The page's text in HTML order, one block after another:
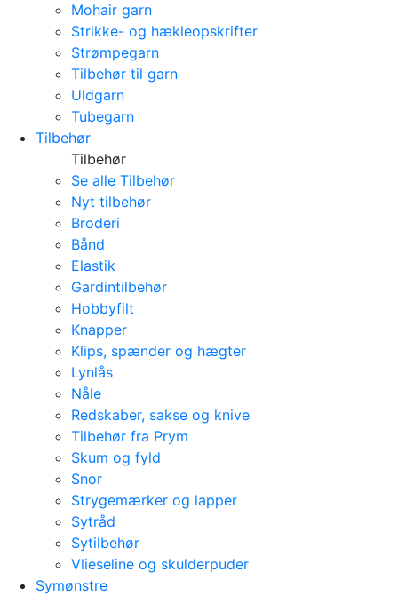
Mohair garn
Strikke- og hækleopskrifter
Strømpegarn
Tilbehør til garn
Uldgarn
Tubegarn
Tilbehør
Tilbehør
Se alle Tilbehør
Nyt tilbehør
Broderi
Bånd
Elastik
Gardintilbehør
Hobbyfilt
Knapper
Klips, spænder og hægter
Lynlås
Nåle
Redskaber, sakse og knive
Tilbehør fra Prym
Skum og fyld
Snor
Strygemærker og lapper
Sytråd
Sytilbehør
Vlieseline og skulderpuder
Symønstre